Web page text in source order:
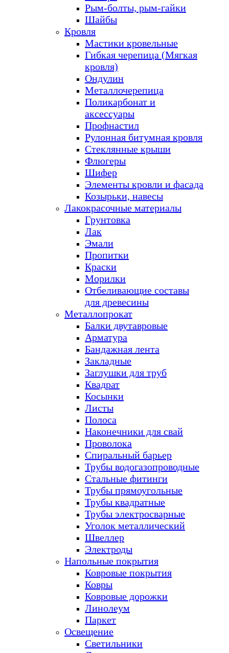
Рым-болты, рым-гайки
Шайбы
Кровля
Мастики кровельные
Гибкая черепица (Мягкая
кровля)
Ондулин
Металлочерепица
Поликарбонат и
аксессуары
Профнастил
Рулонная битумная кровля
Стеклянные крыши
Флюгеры
Шифер
Элементы кровли и фасада
Козырьки, навесы
Лакокрасочные материалы
Грунтовка
Лак
Эмали
Пропитки
Краски
Морилки
Отбеливающие составы
для древесины
Металлопрокат
Балки двутавровые
Арматура
Бандажная лента
Закладные
Заглушки для труб
Квадрат
Косынки
Листы
Полоса
Наконечники для свай
Проволока
Спиральный барьер
Трубы водогазопроводные
Стальные фитинги
Трубы прямоугольные
Трубы квадратные
Трубы электросварные
Уголок металлический
Швеллер
Электроды
Напольные покрытия
Ковровые покрытия
Ковры
Ковровые дорожки
Линолеум
Паркет
Освещение
Светильники